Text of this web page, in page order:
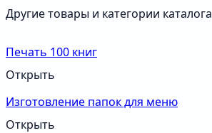
Другие товары и категории каталога
Печать 100 книг
Открыть
Изготовление папок для меню
Открыть